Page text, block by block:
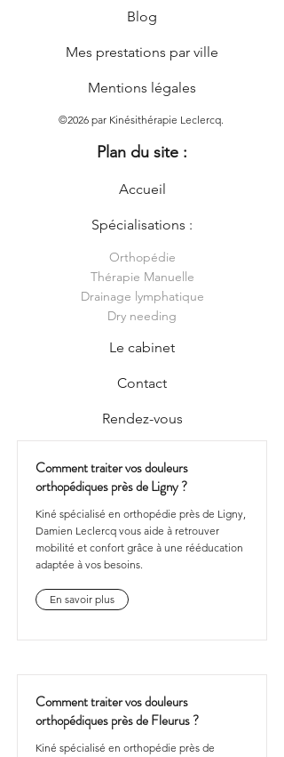
Blog
Mes prestations par ville
Mentions légales
©2026 par Kinésithérapie Leclercq.
Plan du site :
Accueil
Spécialisations :
Orthopédie
Thérapie Manuelle
Drainage lymphatique
Dry needing
Le cabinet
Contact
Rendez-vous
Comment traiter vos douleurs
orthopédiques près de Ligny ?
Kiné spécialisé en orthopédie près de Ligny,
Damien Leclercq vous aide à retrouver
mobilité et confort grâce à une rééducation
adaptée à vos besoins.
En savoir plus
Comment traiter vos douleurs
orthopédiques près de Fleurus ?
Kiné spécialisé en orthopédie près de